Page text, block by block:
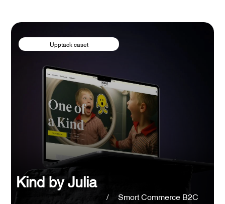
Upptäck caset
Kind by Julia
/ Smort Commerce B2C